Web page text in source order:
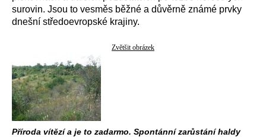
surovin. Jsou to vesměs běžné a důvěrně známé prvky
dnešní středoevropské krajiny.
Zvětšit obrázek
Příroda vítězí a je to zadarmo. Spontánní zarůstání haldy